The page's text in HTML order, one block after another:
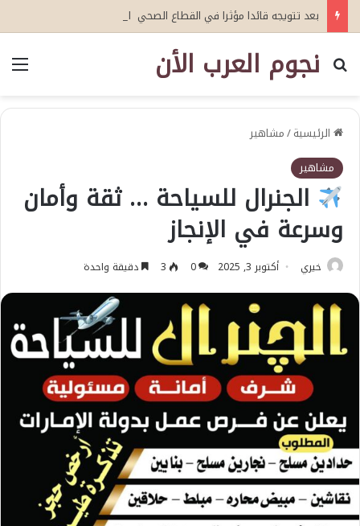
نجوم العرب الأن
بحث عن
الرئيسية/مشاهير
مشاهير
الجنرال للسياحة … ثقة وأمان
وسرعة في الإنجاز
خيري أكتوبر 3, 2025 0
3 دقيقة واحدة